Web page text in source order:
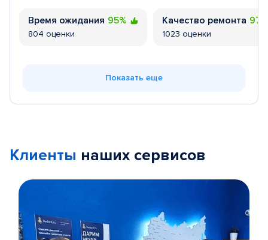
Время ожидания 95%
804 оценки
Качество ремонта
1023 оценки
Показать еще
Клиенты наших сервисов